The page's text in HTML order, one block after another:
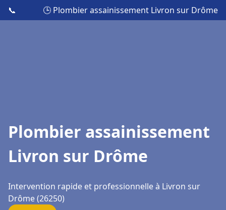
📞 🕒 Plombier assainissement Livron sur Drôme
Plombier assainissement
Livron sur Drôme
Intervention rapide et professionnelle à Livron sur
Drôme (26250)